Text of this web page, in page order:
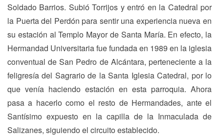
Soldado Barrios. Subió Torrijos y entró en la Catedral por
la Puerta del Perdón para sentir una experiencia nueva en
su estación al Templo Mayor de Santa María. En efecto, la
Hermandad Universitaria fue fundada en 1989 en la iglesia
conventual de San Pedro de Alcántara, perteneciente a la
feligresía del Sagrario de la Santa Iglesia Catedral, por lo
que venía haciendo estación en esta parroquia. Ahora
pasa a hacerlo como el resto de Hermandades, ante el
Santísimo expuesto en la capilla de la Inmaculada de
Salizanes, siguiendo el circuito establecido.